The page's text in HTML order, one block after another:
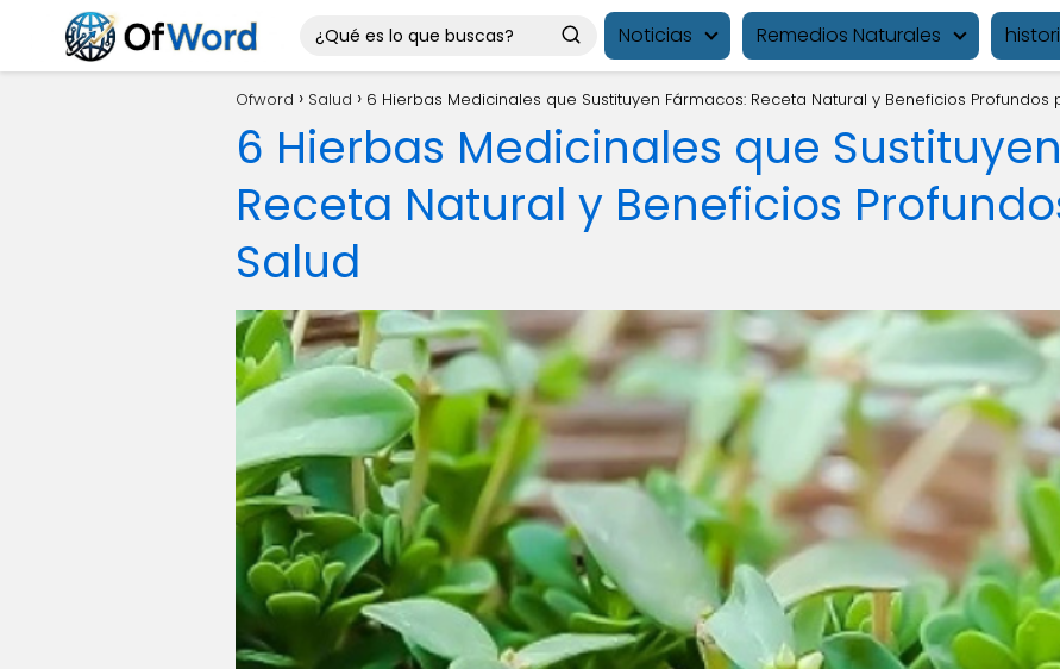
Noticias Remedios Naturales
Ofword Salud 6 Hierbas Medicinales que Sustituyen Fármacos: Receta Natural y Beneficios Profundos
6 Hierbas Medicinales que
Receta Natural y Beneficios
Salud